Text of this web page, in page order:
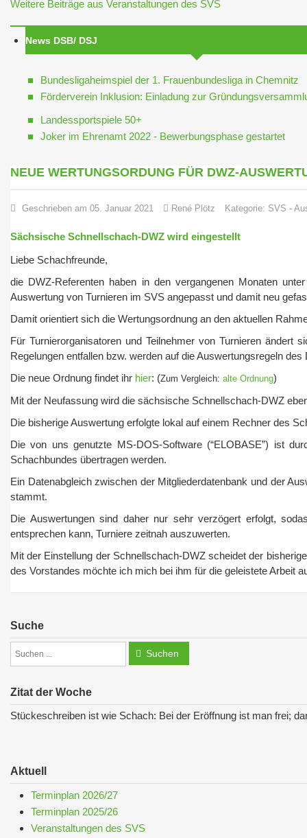
Weitere Beiträge aus Veranstaltungen des SVS
News DSB/ DSJ
Bundesligaheimspiel der 1. Frauenbundesliga in Chemnitz
Förderverein Inklusion: Einladung zur
Landessportspiele 50+
Joker im Ehrenamt 2022 - Bewerbungsphase gestartet
NEUE WERTUNGSORDUNG FÜR DWZ-
Geschrieben am 05. Januar 2021 René Plötz Kategorie: SVS -
Sächsische Schnellschach-DWZ wird eingestellt
Liebe Schachfreunde,
die DWZ-Referenten haben in den vergangenen Monaten
Auswertung von Turnieren im SVS angepasst und damit neu
Damit orientiert sich die Wertungsordnung an den aktuellen
Für Turnierorganisatoren und Teilnehmer von Turnieren ändert
Regelungen entfallen bzw. werden auf die Auswertungsregeln
Die neue Ordnung findet ihr hier: (Zum Vergleich: alte Ordnung)
Mit der Neufassung wird die sächsische Schnellschach-DWZ
Die bisherige Auswertung erfolgte lokal auf einem Rechner des
Die von uns genutzte MS-DOS-Software (“ELOBASE”) ist
Schachbundes übertragen werden.
Ein Datenabgleich zwischen der Mitgliederdatenbank und der
stammt.
Die Auswertungen sind daher nur sehr verzögert erfolgt,
entsprechen kann, Turniere zeitnah auszuwerten.
Mit der Einstellung der Schnellschach-DWZ scheidet der
des Vorstandes möchte ich mich bei ihm für die geleistete Arbeit
Suche
Suchen
Zitat der Woche
Stückeschreiben ist wie Schach: Bei der Eröffnung ist man frei;
Aktuell
Terminplan 2026/27
Terminplan 2025/26
Veranstaltungen des SVS